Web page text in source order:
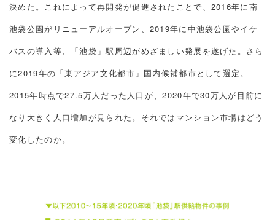
決めた。これによって再開発が促進されたことで、2016年に南
池袋公園がリニューアルオープン、2019年に中池袋公園やイケ
バスの導入等、「池袋」駅周辺がめざましい発展を遂げた。さら
に2019年の「東アジア文化都市」国内候補都市として選定。
2015年時点で27.5万人だった人口が、2020年で30万人が目前に
なり大きく人口増加が見られた。それではマンション市場はどう
変化したのか。